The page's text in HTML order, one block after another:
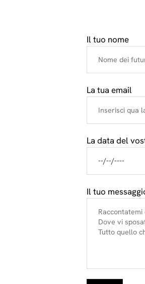
Il tuo nome
La tua email
La data del
Il tuo